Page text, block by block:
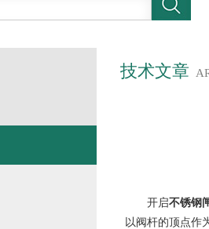
技术文章
开启不锈钢
以阀杆的顶点作